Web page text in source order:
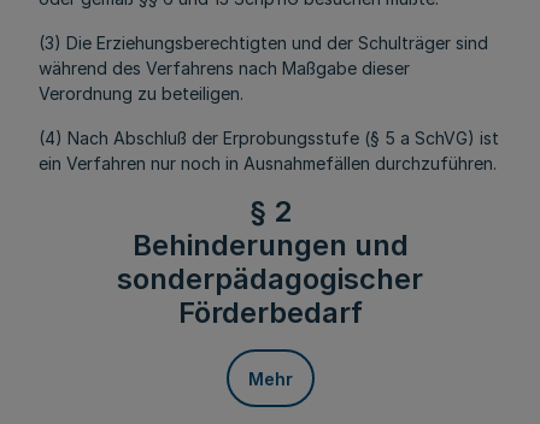
(3) Die Erziehungsberechtigten und der Schulträger sind
während des Verfahrens nach Maßgabe dieser
Verordnung zu beteiligen.
(4) Nach Abschluß der Erprobungsstufe (§ 5 a SchVG) ist
ein Verfahren nur noch in Ausnahmefällen durchzuführen.
§ 2
Behinderungen und
sonderpädagogischer
Förderbedarf
Mehr